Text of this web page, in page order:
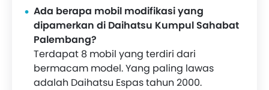
Ada berapa mobil modifikasi yang
dipamerkan di Daihatsu Kumpul Sahabat
Palembang?
Terdapat 8 mobil yang terdiri dari
bermacam model. Yang paling lawas
adalah Daihatsu Espas tahun 2000.